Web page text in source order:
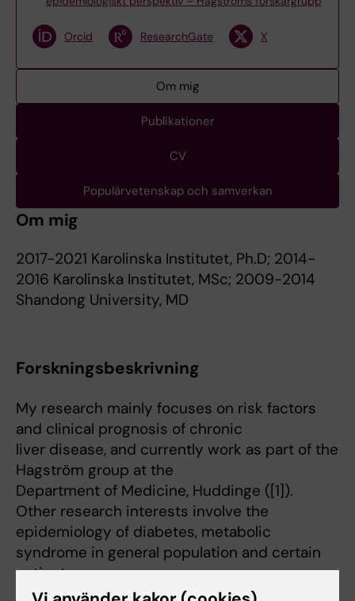
Orcid ResearchGate X
Om mig
Publikationer
CV
Populärvetenskap och samverkan
Om mig
2017-2021 Karolinska Institutet, Ph.D; 2014-
2016 Karolinska Institutet, MSc; 2009-2014
Shandong University, MD
Forskningsbeskrivning
My research mainly focuses on risk factors
and clinical prognosis of chronic
liver disease, and currently work as part of the
Hagström group at the
Department of Medicine, Huddinge ([1]).
Other research interests involve the
epidemiology of diabetes, metabolic
syndrome in general population and certain
patients groups.
[1]https://ki.se/en/medh/hagstrom-group